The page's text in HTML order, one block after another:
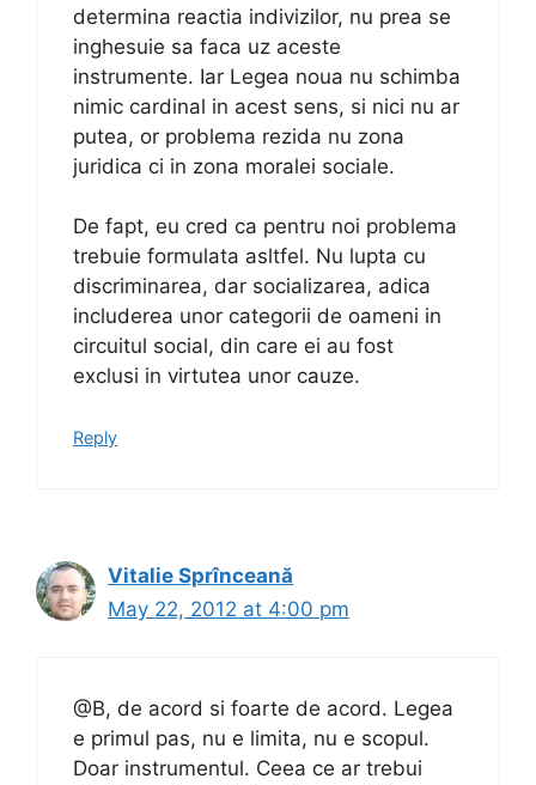
determina reactia indivizilor, nu prea se
inghesuie sa faca uz aceste
instrumente. Iar Legea noua nu schimba
nimic cardinal in acest sens, si nici nu ar
putea, or problema rezida nu zona
juridica ci in zona moralei sociale.
De fapt, eu cred ca pentru noi problema
trebuie formulata asltfel. Nu lupta cu
discriminarea, dar socializarea, adica
includerea unor categorii de oameni in
circuitul social, din care ei au fost
exclusi in virtutea unor cauze.
Reply
Vitalie Sprînceană
May 22, 2012 at 4:00 pm
@B, de acord si foarte de acord. Legea
e primul pas, nu e limita, nu e scopul.
Doar instrumentul. Ceea ce ar trebui